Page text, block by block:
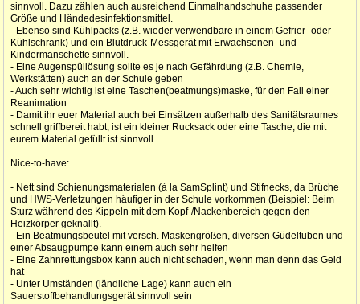
sinnvoll. Dazu zählen auch ausreichend Einmalhandschuhe passender
Größe und Händedesinfektionsmittel.
- Ebenso sind Kühlpacks (z.B. wieder verwendbare in einem Gefrier- oder
Kühlschrank) und ein Blutdruck-Messgerät mit Erwachsenen- und
Kindermanschette sinnvoll.
- Eine Augenspüllösung sollte es je nach Gefährdung (z.B. Chemie,
Werkstätten) auch an der Schule geben
- Auch sehr wichtig ist eine Taschen(beatmungs)maske, für den Fall einer
Reanimation
- Damit ihr euer Material auch bei Einsätzen außerhalb des Sanitätsraumes
schnell griffbereit habt, ist ein kleiner Rucksack oder eine Tasche, die mit
eurem Material gefüllt ist sinnvoll.
Nice-to-have:
- Nett sind Schienungsmaterialen (à la SamSplint) und Stifnecks, da Brüche
und HWS-Verletzungen häufiger in der Schule vorkommen (Beispiel: Beim
Sturz während des Kippeln mit dem Kopf-/Nackenbereich gegen den
Heizkörper geknallt).
- Ein Beatmungsbeutel mit versch. Maskengrößen, diversen Güdeltuben und
einer Absaugpumpe kann einem auch sehr helfen
- Eine Zahnrettungsbox kann auch nicht schaden, wenn man denn das Geld
hat
- Unter Umständen (ländliche Lage) kann auch ein
Sauerstoffbehandlungsgerät sinnvoll sein